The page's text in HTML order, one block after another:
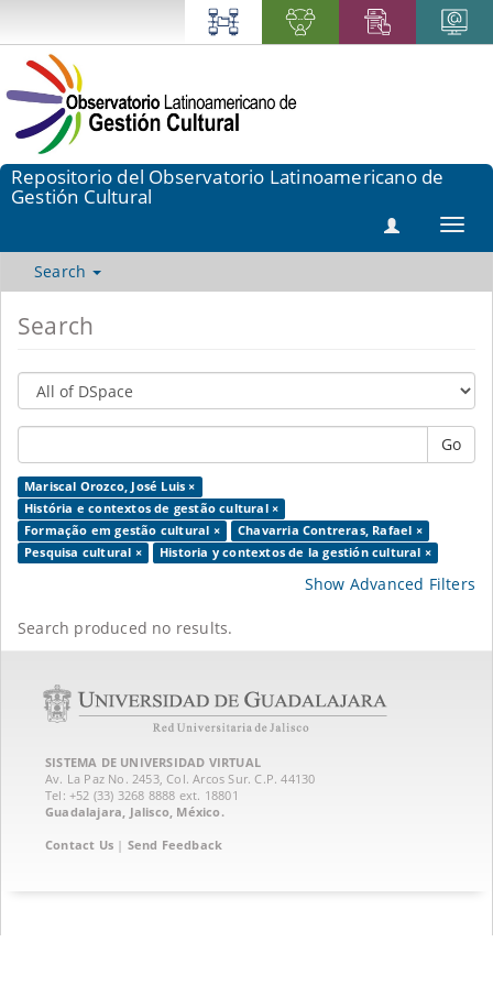
Repositorio del Observatorio Latinoamericano de
Gestión Cultural
Search
Search
Go
Mariscal Orozco, José Luis ×
História e contextos de gestão cultural ×
Formação em gestão cultural ×
Chavarria Contreras, Rafael ×
Pesquisa cultural ×
Historia y contextos de la gestión cultural ×
Show Advanced Filters
Search produced no results.
SISTEMA DE UNIVERSIDAD VIRTUAL
Av. La Paz No. 2453, Col. Arcos Sur. C.P. 44130
Tel: +52 (33) 3268 8888‏ ext. 18801
Guadalajara, Jalisco, México.
Contact Us | Send Feedback